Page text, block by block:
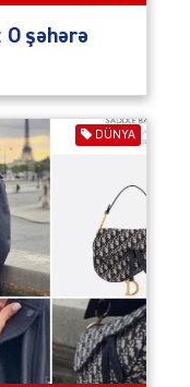
O şəhərə
DÜNYA